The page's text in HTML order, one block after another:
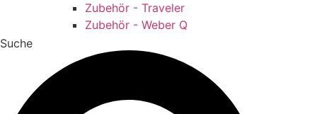
Zubehör - Traveler
Zubehör - Weber Q
Suche